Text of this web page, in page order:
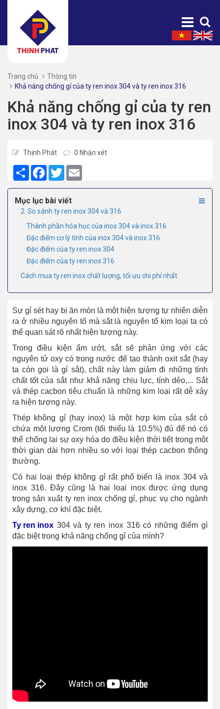
Trang chủ
Thông tin
Khả năng chống gỉ của ty ren inox 304 và ty ren inox 316
Khả năng chống gỉ của ty ren
inox 304 và ty ren inox 316
Thịnh Phát 0 Nhận xét
Share Facebook
Twitter
Mục lục bài viết
2. So sánh ty ren inox 304 và 316
Thành phần hóa học của inox 304 và inox 316
Đặc điểm cơ lý tính của inox 304 và inox 316
Đặc điểm của ty ren inox 304
Đặc điểm của ty ren inox 316
Cách mua ty ren inox chất lượng, tối ưu chi phí nhất
Sự gỉ sét hay bị ăn mòn là một hiện tượng tự nhiên diễn
ra ở nhiều nguyên tố mà sắt là nguyên tố kim loại ta có
thể quan sát rõ nhất hiện tượng này.
Trong điều kiện ẩm ướt, sắt sẽ phản ứng với các
nguyên tử oxy có trong nước để tạo thành oxit sắt (hay
ta còn gọi là gỉ sắt), chất này làm giảm đi những tính
chất tốt của sắt như khả năng chịu lực, tính dẻo,... Sắt
và thép cacbon tiêu chuẩn là những kim loại rất dễ xảy
ra hiện tượng này.
Thép không gỉ (hay inox) là một hợp kim của sắt có
chứa một lượng Crom (tối thiểu là 10.5%) đủ để nó có
thể chống lại sự oxy hóa do điều kiện thời tiết trong một
thời gian dài hơn nhiều so với loại thép cacbon thông
thường.
Có hai loại thép không gỉ rất phổ biến là inox 304 và
inox 316. Đây cũng là hai loại inox được ứng dụng
trong sản xuất ty ren inox chống gỉ, phục vụ cho ngành
xây dựng, cơ khí đặc biệt.
Ty ren inox 304 và ty ren inox 316 có những điểm gì
đặc biệt trong khả năng chống gỉ của mình?